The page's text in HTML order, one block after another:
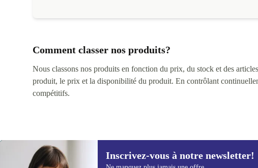
Comment classer nos produits?
Nous classons nos produits en fonction du prix, du stock et des
produit, le prix et la disponibilité du produit. En contrôlant
compétitifs.
Inscrivez-vous à notre newsletter!